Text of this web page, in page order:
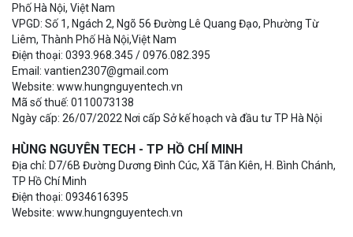
Phố Hà Nội, Việt Nam
VPGD: Số 1, Ngách 2, Ngõ 56 Đường Lê Quang Đạo, Phường Từ
Liêm, Thành Phố Hà Nội,Việt Nam
Điện thoại: 0393.968.345 / 0976.082.395
Email: vantien2307@gmail.com
Website: www.hungnguyentech.vn
Mã số thuế: 0110073138
Ngày cấp: 26/07/2022 Nơi cấp Sở kế hoạch và đầu tư TP Hà Nội
HÙNG NGUYÊN TECH - TP HỒ CHÍ MINH
Địa chỉ: D7/6B Đường Dương Đình Cúc, Xã Tân Kiên, H. Bình Chánh,
TP Hồ Chí Minh
Điện thoại: 0934616395
Website: www.hungnguyentech.vn